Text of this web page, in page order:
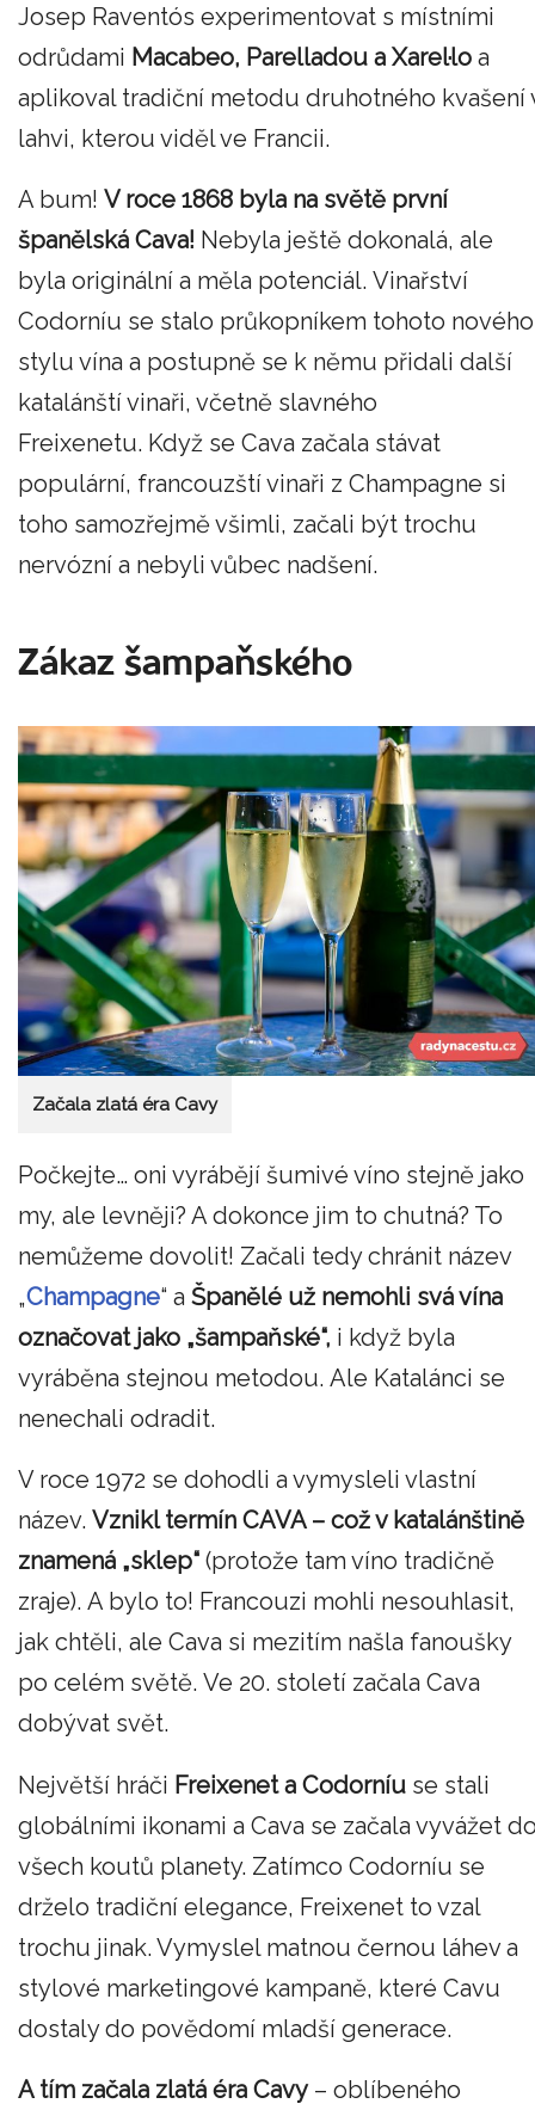
Josep Raventós experimentovat s místními
odrůdami Macabeo, Parelladou a Xarel·lo a
aplikoval tradiční metodu druhotného kvašení
lahvi, kterou viděl ve Francii.
A bum! V roce 1868 byla na světě první
španělská Cava! Nebyla ještě dokonalá, ale
byla originální a měla potenciál. Vinařství
Codorníu se stalo průkopníkem tohoto nového
stylu vína a postupně se k němu přidali další
katalánští vinaři, včetně slavného
Freixenetu. Když se Cava začala stávat
populární, francouzští vinaři z Champagne si
toho samozřejmě všimli, začali být trochu
nervózní a nebyli vůbec nadšení.
Zákaz šampaňského
Začala zlatá éra Cavy
Počkejte… oni vyrábějí šumivé víno stejně jako
my, ale levněji? A dokonce jim to chutná? To
nemůžeme dovolit! Začali tedy chránit název
„Champagne“ a Španělé už nemohli svá vína
označovat jako „šampaňské“, i když byla
vyráběna stejnou metodou. Ale Katalánci se
nenechali odradit.
V roce 1972 se dohodli a vymysleli vlastní
název. Vznikl termín CAVA – což v katalánštině
znamená „sklep“ (protože tam víno tradičně
zraje). A bylo to! Francouzi mohli nesouhlasit,
jak chtěli, ale Cava si mezitím našla fanoušky
po celém světě. Ve 20. století začala Cava
dobývat svět.
Největší hráči Freixenet a Codorníu se stali
globálními ikonami a Cava se začala vyvážet
všech koutů planety. Zatímco Codorníu se
drželo tradiční elegance, Freixenet to vzal
trochu jinak. Vymyslel matnou černou láhev a
stylové marketingové kampaně, které Cavu
dostaly do povědomí mladší generace.
A tím začala zlatá éra Cavy– oblíbeného